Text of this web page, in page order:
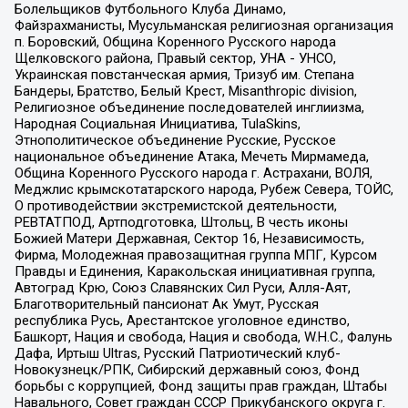
Болельщиков Футбольного Клуба Динамо,
Файзрахманисты, Мусульманская религиозная организация
п. Боровский, Община Коренного Русского народа
Щелковского района, Правый сектор, УНА - УНСО,
Украинская повстанческая армия, Тризуб им. Степана
Бандеры, Братство, Белый Крест, Misanthropic division,
Религиозное объединение последователей инглиизма,
Народная Социальная Инициатива, TulaSkins,
Этнополитическое объединение Русские, Русское
национальное объединение Атака, Мечеть Мирмамеда,
Община Коренного Русского народа г. Астрахани, ВОЛЯ,
Меджлис крымскотатарского народа, Рубеж Севера, ТОЙС,
О противодействии экстремистской деятельности,
РЕВТАТПОД, Артподготовка, Штольц, В честь иконы
Божией Матери Державная, Сектор 16, Независимость,
Фирма, Молодежная правозащитная группа МПГ, Курсом
Правды и Единения, Каракольская инициативная группа,
Автоград Крю, Союз Славянских Сил Руси, Алля-Аят,
Благотворительный пансионат Ак Умут, Русская
республика Русь, Арестантское уголовное единство,
Башкорт, Нация и свобода, Нация и свобода, W.H.С., Фалунь
Дафа, Иртыш Ultras, Русский Патриотический клуб-
Новокузнецк/РПК, Сибирский державный союз, Фонд
борьбы с коррупцией, Фонд защиты прав граждан, Штабы
Навального, Совет граждан СССР Прикубанского округа г.